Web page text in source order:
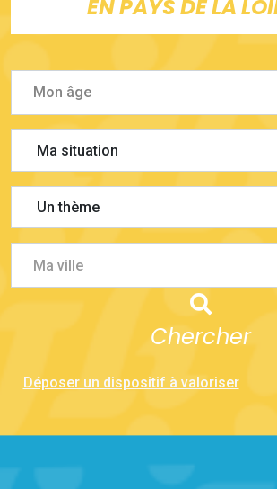
EN PAYS DE LA
Ma ville
Chercher
Déposer un dispositif à valoriser